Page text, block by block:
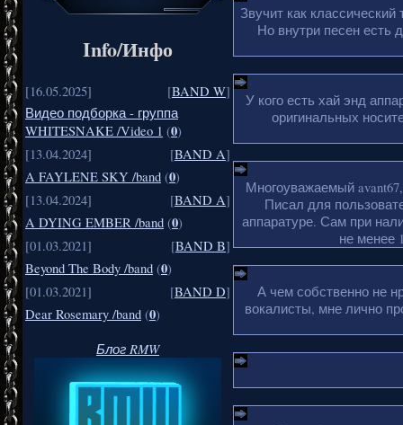
Info/Инфо
[16.05.2025] [BAND W]
Видео подборка - группа
WHITESNAKE /Video 1 (0)
[13.04.2024]
[BAND A]
A FAYLENE SKY /band (0)
[13.04.2024]
[BAND A]
A DYING EMBER /band (0)
[01.03.2021]
[BAND B]
Beyond The Body /band (0)
[01.03.2021]
[BAND D]
Dear Rosemary /band (0)
Блог RMW
Звучит как
Но внутри песен есть
У кого есть хай энд
оригинальных
Многоуважаемый
Писал для
аппаратуре. Сам при
не менее
А чем собственно не
вокалисты, мне лично